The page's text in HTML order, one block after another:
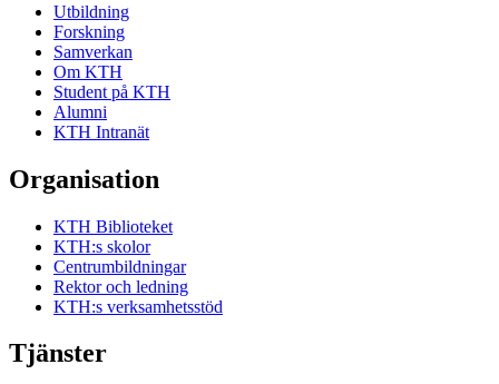
Utbildning
Forskning
Samverkan
Om KTH
Student på KTH
Alumni
KTH Intranät
Organisation
KTH Biblioteket
KTH:s skolor
Centrumbildningar
Rektor och ledning
KTH:s verksamhetsstöd
Tjänster